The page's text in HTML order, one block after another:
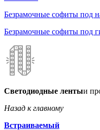
Безрамочные софиты под
Безрамочные софиты под
Светодиодные лентыи
Назад к главному
Встраиваемый